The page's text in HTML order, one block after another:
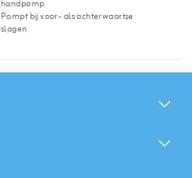
handpomp
Pompt bij voor- als achterwaartse
slagen